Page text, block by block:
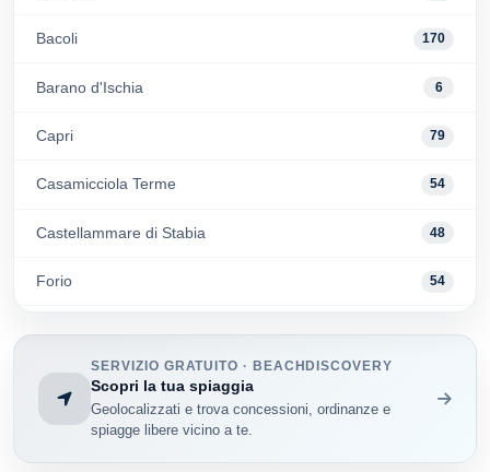
Bacoli 170
Barano d'Ischia 6
Capri 79
Casamicciola Terme 54
Castellammare di Stabia 48
Forio 54
Lacco Ameno
Massa Lubrense
SERVIZIO GRATUITO · BEACHDISCOVERY
Scopri la tua spiaggia
Geolocalizzati e trova concessioni, ordinanze e
spiagge libere vicino a te.